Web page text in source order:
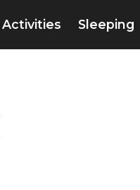
Activities Sleeping